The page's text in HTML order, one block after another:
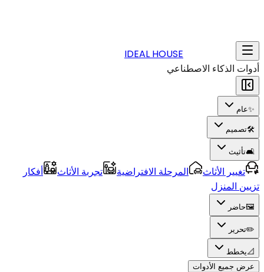
IDEAL HOUSE
أدوات الذكاء الاصطناعي
✨عام
🛠️تصميم
🛋️تأثيث
تغيير الأثاث المرحلة الافتراضية تجربة الأثاث
أفكار
تزيين المنزل
🖼️حاضر
✏️تحرير
📐يخطط
عرض جميع الأدوات